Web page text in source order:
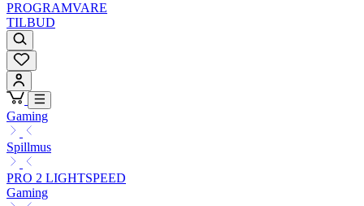
PROGRAMVARE
TILBUD
Gaming
Spillmus
PRO 2 LIGHTSPEED
Gaming